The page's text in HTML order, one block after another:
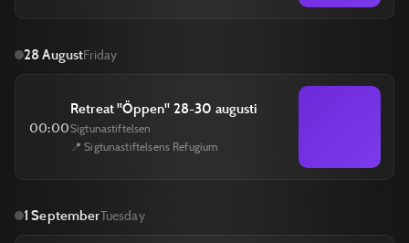
28 AugustFriday
00:00
Retreat ''Öppen'' 28-30 augusti
Sigtunastiftelsen
📍 Sigtunastiftelsens Refugium
1 SeptemberTuesday